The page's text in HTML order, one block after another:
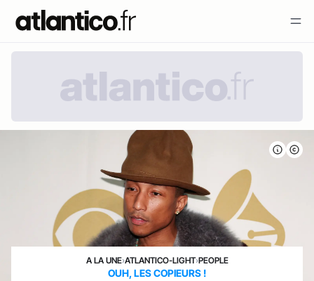
A LA UNE›ATLANTICO-LIGHT›PEOPLE
OUH, LES COPIEURS !